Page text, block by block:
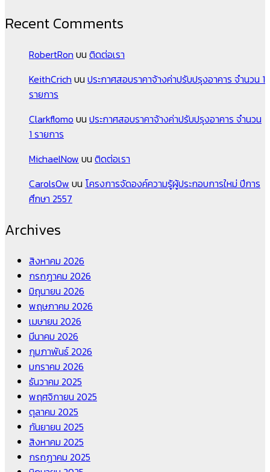
Recent Comments
RobertRon บน ติดต่อเรา
KeithCrich บน ประกาศสอบราคาจ้างค่าปรับปรุงอาคาร จำนวน 1
รายการ
Clarkflomo บน ประกาศสอบราคาจ้างค่าปรับปรุงอาคาร จำนวน
1 รายการ
MichaelNow บน ติดต่อเรา
CarolsOw บน โครงการจัดองค์ความรู้ผู้ประกอบการใหม่ ปีการ
ศึกษา 2557
Archives
สิงหาคม 2026
กรกฎาคม 2026
มิถุนายน 2026
พฤษภาคม 2026
เมษายน 2026
มีนาคม 2026
กุมภาพันธ์ 2026
มกราคม 2026
ธันวาคม 2025
พฤศจิกายน 2025
ตุลาคม 2025
กันยายน 2025
สิงหาคม 2025
กรกฎาคม 2025